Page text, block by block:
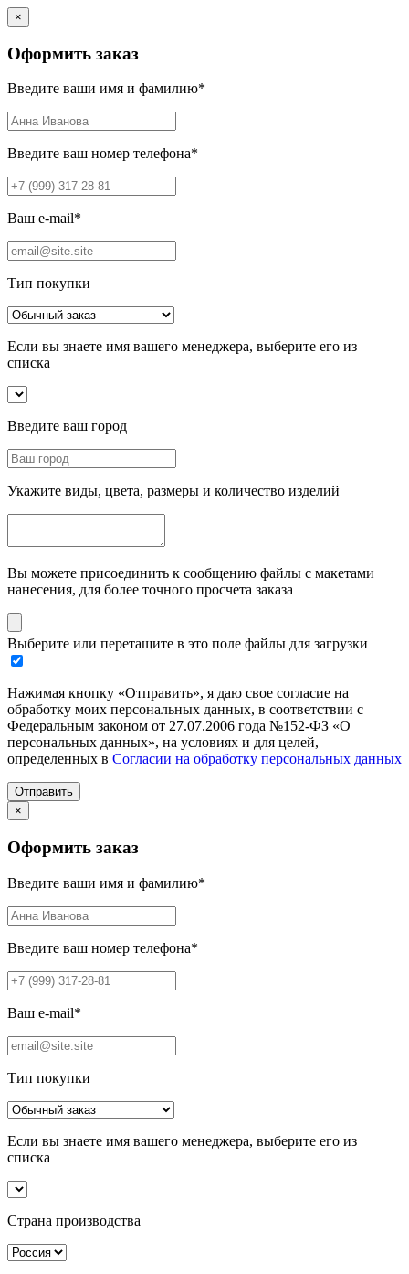
×
Оформить заказ
Введите ваши имя и фамилию*
Введите ваш номер телефона*
Ваш e-mail*
Тип покупки
Если вы знаете имя вашего менеджера, выберите его из
списка
Введите ваш город
Укажите виды, цвета, размеры и количество изделий
Вы можете присоединить к сообщению файлы с макетами
нанесения, для более точного просчета заказа
Выберите или перетащите в это поле файлы для загрузки
Нажимая кнопку «Отправить», я даю свое согласие на
обработку моих персональных данных, в соответствии с
Федеральным законом от 27.07.2006 года №152-ФЗ «О
персональных данных», на условиях и для целей,
определенных в Согласии на обработку персональных данных
Отправить
×
Оформить заказ
Введите ваши имя и фамилию*
Введите ваш номер телефона*
Ваш e-mail*
Тип покупки
Если вы знаете имя вашего менеджера, выберите его из
списка
Страна производства